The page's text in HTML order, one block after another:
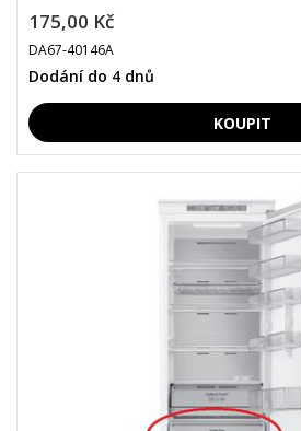
175,00 Kč
DA67-40146A
Dodání do 4 dnů